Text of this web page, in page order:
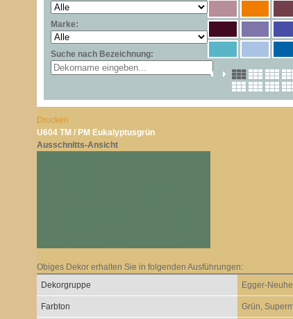
Marke:
Suche nach Bezeichnung:
Drucken
U604 TM / PM Eukalyptusgrün
Ausschnitts-Ansicht
Obiges Dekor erhalten Sie in folgenden Ausführungen:
Dekorgruppe
Egger-
Farbton Grün,